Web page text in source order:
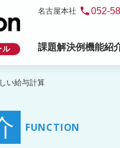
ル
名古屋本社 phone052-
課題解決例機能紹
い給与計算
FUNCTION